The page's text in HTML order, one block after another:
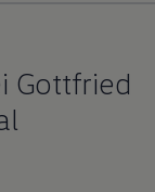
Gottfried